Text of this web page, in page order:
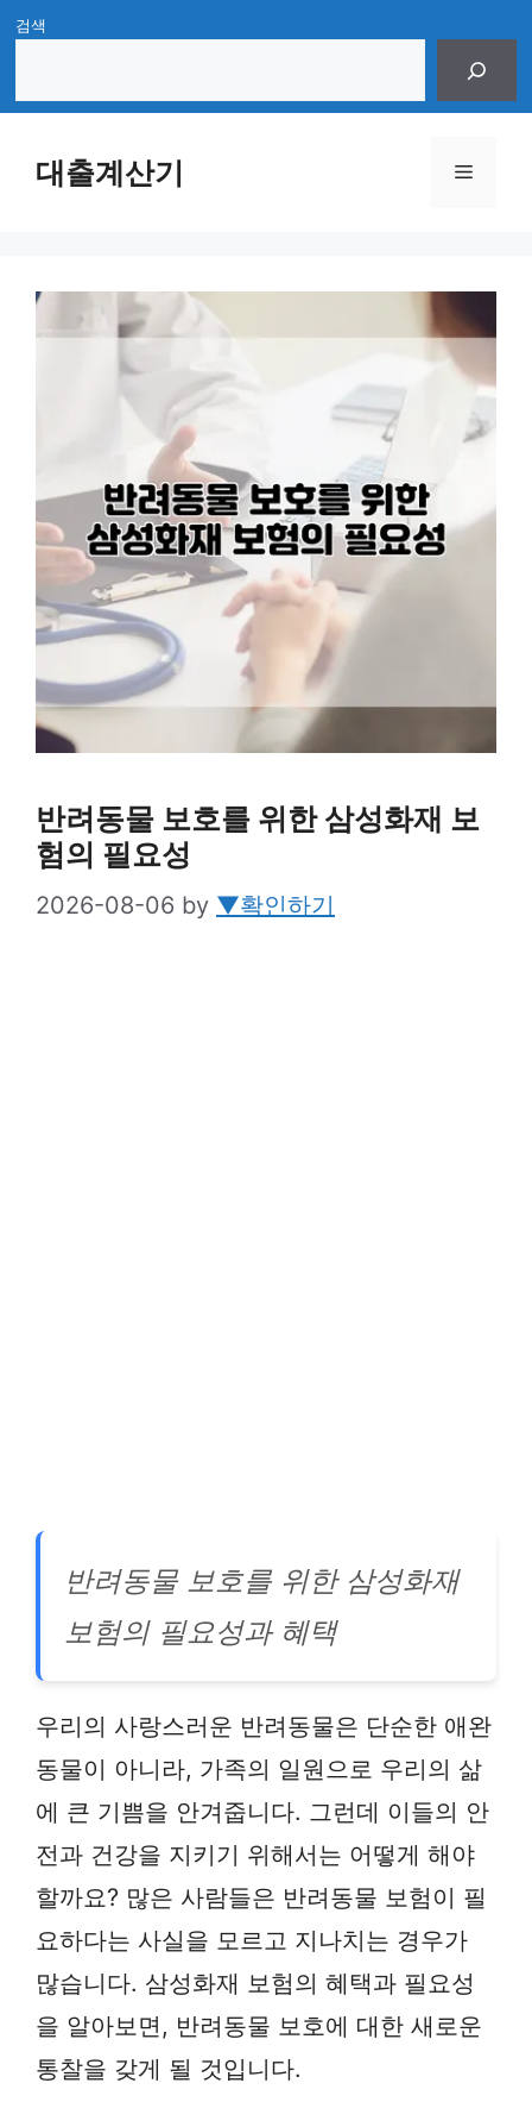
Skip
content
검색
대출계산기 Menu
반려동물 보호를 위한 삼성화재 보
험의 필요성
2026-08-06 by ▼확인하기
반려동물 보호를 위한 삼성화재
보험의 필요성과 혜택
우리의 사랑스러운 반려동물은 단순한 애완
동물이 아니라, 가족의 일원으로 우리의 삶
에 큰 기쁨을 안겨줍니다. 그런데 이들의 안
전과 건강을 지키기 위해서는 어떻게 해야
할까요? 많은 사람들은 반려동물 보험이 필
요하다는 사실을 모르고 지나치는 경우가
많습니다. 삼성화재 보험의 혜택과 필요성
을 알아보면, 반려동물 보호에 대한 새로운
통찰을 갖게 될 것입니다.